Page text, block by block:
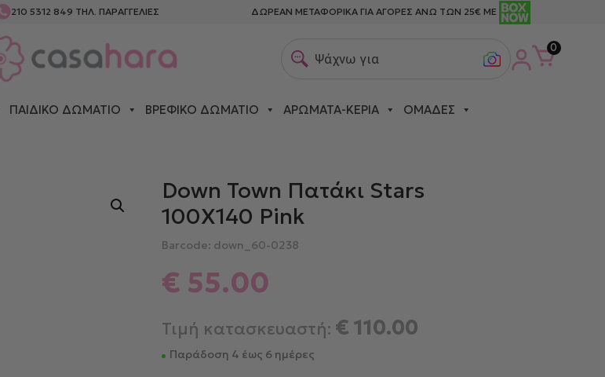
210 5312 849 ΤΗΛ. ΠΑΡΑΓΓΕΛΙΕΣ ΔΩΡΕΑΝ ΜΕΤΑΦΟΡΙΚΑ ΓΙΑ ΑΓΟΡΕΣ ΑΝΩ ΤΩΝ 25€ ΜΕ
Ψάχνω για μεταξ
0
ΠΑΙΔΙΚΌ ΔΩΜΆΤΙΟ ΒΡΕΦΙΚΌ ΔΩΜΆΤΙΟ ΑΡΏΜΑΤΑ-ΚΕΡΙΆ ΟΜΆΔΕΣ
Down Town Πατάκι Stars
100X140 Pink
Barcode: down_60-0238
€ 55.00
Τιμή κατασκευαστή: € 110.00
Παράδοση 4 έως 6 ημέρες